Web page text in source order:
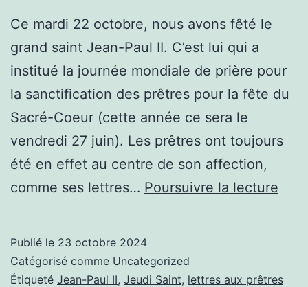
Ce mardi 22 octobre, nous avons fêté le
grand saint Jean-Paul II. C’est lui qui a
institué la journée mondiale de prière pour
la sanctification des prêtres pour la fête du
Sacré-Coeur (cette année ce sera le
vendredi 27 juin). Les prêtres ont toujours
été en effet au centre de son affection,
comme ses lettres… Poursuivre la lecture
Publié le 23 octobre 2024
Catégorisé comme Uncategorized
Étiqueté Jean-Paul II, Jeudi Saint, lettres aux prêtres